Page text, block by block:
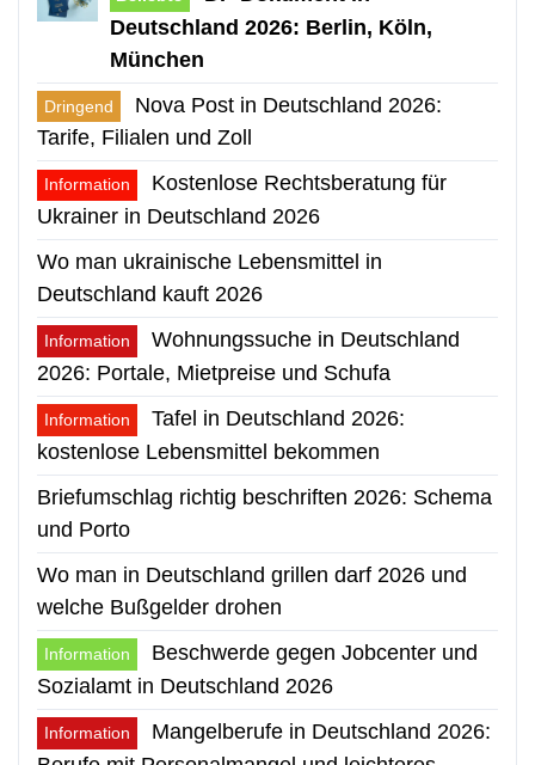
Deutschland 2026: Berlin, Köln,
München
Dringend
Nova Post in Deutschland 2026:
Tarife, Filialen und Zoll
Information
Kostenlose Rechtsberatung für
Ukrainer in Deutschland 2026
Wo man ukrainische Lebensmittel in
Deutschland kauft 2026
Information
Wohnungssuche in Deutschland
2026: Portale, Mietpreise und Schufa
Information
Tafel in Deutschland 2026:
kostenlose Lebensmittel bekommen
Briefumschlag richtig beschriften 2026: Schema
und Porto
Wo man in Deutschland grillen darf 2026 und
welche Bußgelder drohen
Information
Beschwerde gegen Jobcenter und
Sozialamt in Deutschland 2026
Information
Mangelberufe in Deutschland 2026: